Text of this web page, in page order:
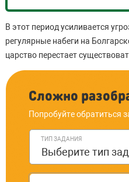
В этот период усиливается
регулярные набеги на
царство перестает
Сложно
Попробуйте обратиться
ТИП ЗАДАНИЯ